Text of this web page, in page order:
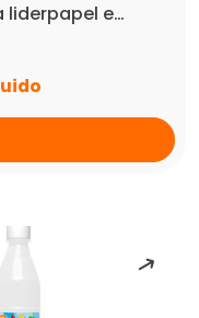
liderpapel e…